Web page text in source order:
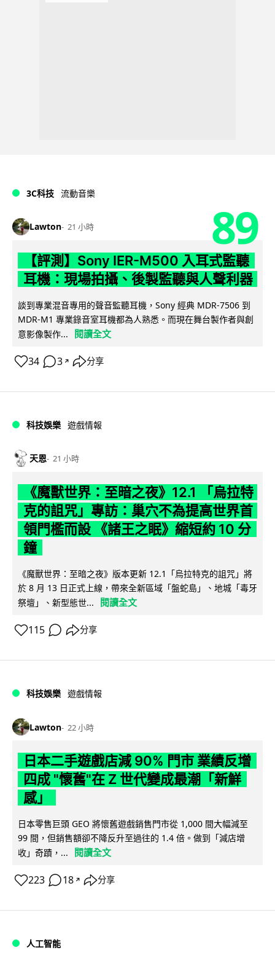
3C科技 流動音樂
Lawton 21 小時 89
【評測】Sony IER-M500 入耳式監聽
耳機：現場拍攝、後製監聽與人聲利器
談到專業混音專用的聲音監聽耳機，Sony 經典 MDR-7506 到
MDR-M1 專業錄音室耳機都為人熟悉。而現在舞台製作者與創
意影像製作...
閱讀全文
34 3 ↗ 分享
科技娛樂 遊戲情報
天恩 21 小時
《魔獸世界：至暗之夜》12.1 「烏拉特
克的詛咒」專訪：巢穴不為提高世界首
領門檻而設 《諸王之眠》縮短約 10 分
鐘
《魔獸世界：至暗之夜》版本更新 12.1「烏拉特克的詛咒」將
於 8 月 13 日正式上線，帶來全新區域「盤蛇島」、地城「毒牙
祭壇」、新型態世...
閱讀全文
115 分享
科技娛樂 遊戲情報
Lawton 22 小時
日本二手遊戲店減 90% 門市 業績反增
四成 "懷舊"在 Z 世代變成最潮「新鮮
感」
日本零售巨頭 GEO 將懷舊遊戲銷售門市從 1,000 間大幅減至
99 間，但銷售額卻不降反升至過往的 1.4 倍。做到「減店增
收」奇蹟，...
閱讀全文
223 18 ↗ 分享
人工智能